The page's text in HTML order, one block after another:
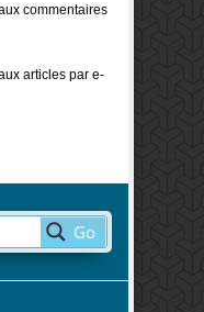
commentaires
articles par e-
Go